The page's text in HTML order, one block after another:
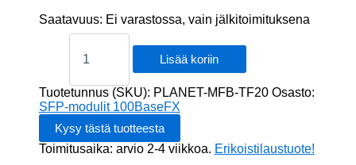
Saatavuus: Ei varastossa, vain jälkitoimituksena
100BaseFX
20km
SFP
Industrial
-40...+75C
määrä
Lisää koriin
Tuotetunnus (SKU): PLANET-MFB-TF20 Osasto:
SFP-modulit 100BaseFX
Toimitusaika: arvio 2-4 viikkoa. Erikoistilaustuote!